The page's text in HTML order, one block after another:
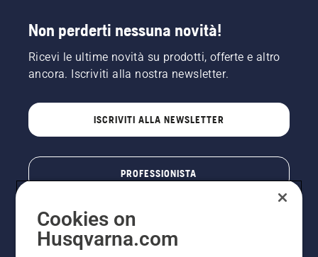
Non perderti nessuna novità!
Ricevi le ultime novità su prodotti, offerte e altro
ancora. Iscriviti alla nostra newsletter.
ISCRIVITI ALLA NEWSLETTER
PROFESSIONISTA
Cookies on
Husqvarna.com